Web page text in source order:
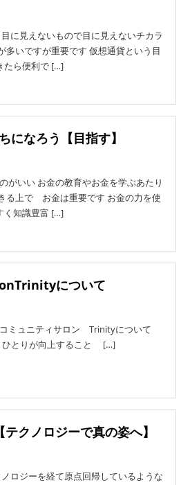
に見えないもので目に見えないチカラ
多いですが重要です 仮想通貨という目
たら便利で […]
になろう【目指す】
がいい お金の教育やお金を学ぶあたり
る上で お金は重要です お金の力を使
知識豊富 […]
について
ミュニティサロン Trinityについて
とりが向上すること […]
クノロジーで真の姿へ】
ロジーを経て原点回帰しているような